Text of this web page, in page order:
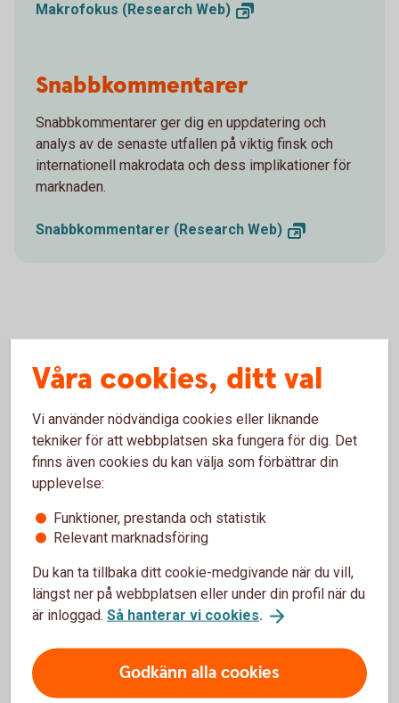
Makrofokus (Research Web)
Snabbkommentarer
Snabbkommentarer ger dig en uppdatering och
analys av de senaste utfallen på viktig finsk och
internationell makrodata och dess implikationer för
marknaden.
Snabbkommentarer (Research Web)
Kontakta oss
Mattias Persson
Chefekonom, Sverige
+46 73 094 29 56
Våra cookies, ditt val
Vi använder nödvändiga cookies eller liknande
tekniker för att webbplatsen ska fungera för dig. Det
finns även cookies du kan välja som förbättrar din
upplevelse:
Funktioner, prestanda och statistik
Relevant marknadsföring
Du kan ta tillbaka ditt cookie-medgivande när du vill,
längst ner på webbplatsen eller under din profil när du
är inloggad. Så hanterar vi cookies.
Godkänn alla cookies